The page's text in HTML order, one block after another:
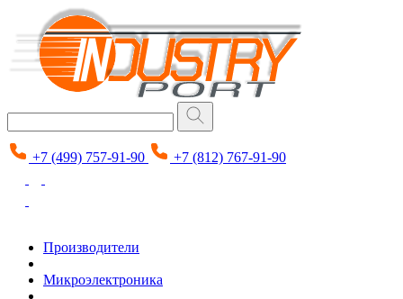
+7 (499) 757-91-90 +7 (812) 767-91-90
Производители
Микроэлектроника